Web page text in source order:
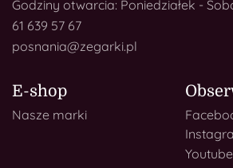
Godziny otwarcia: Poniedziałek -
61 639 57 67
posnania@zegarki.pl
E-shop
Nasze marki
Youtube